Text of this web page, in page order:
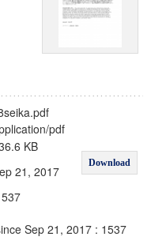
pdf
Download
KB
21, 2017
Sep 21, 2017 : 1537